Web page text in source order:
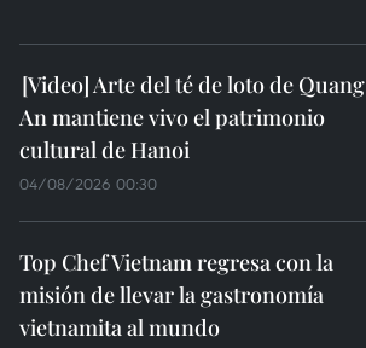
Arte del té de loto de Quang
An mantiene vivo el patrimonio
cultural de Hanoi
04/08/2026 00:30
Top Chef Vietnam regresa con la
misión de llevar la gastronomía
vietnamita al mundo